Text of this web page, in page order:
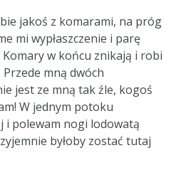
jakoś z komarami, na próg
mi wypłaszczenie i parę
w końcu znikają i robi
mną dwóch
jest ze mną tak źle, kogoś
W jednym potoku
i polewam nogi lodowatą
byłoby zostać tutaj